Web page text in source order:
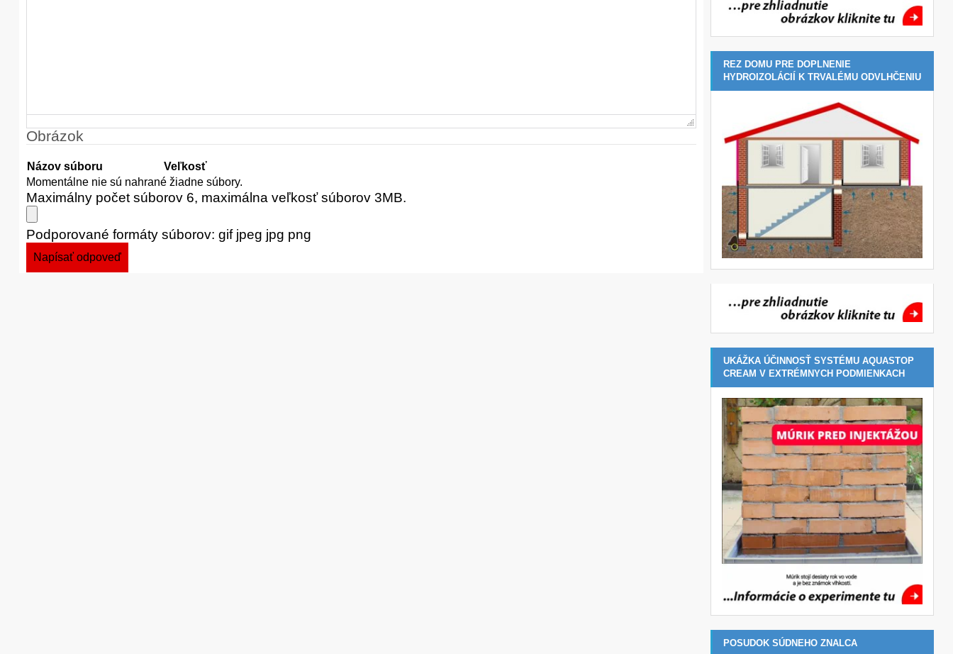
Obrázok
Názov súboru
Veľkosť
Momentálne nie sú nahrané žiadne súbory.
Maximálny počet súborov 6, maximálna veľkosť súborov 3MB.
Podporované formáty súborov: gif jpeg jpg png
REZ DOMU PRE DOPLNENIE
HYDROIZOLÁCIÍ K TRVALÉMU ODVLHČENIU
UKÁŽKA ÚČINNOSŤ SYSTÉMU AQUASTOP
CREAM V EXTRÉMNYCH PODMIENKACH
POSUDOK SÚDNEHO ZNALCA